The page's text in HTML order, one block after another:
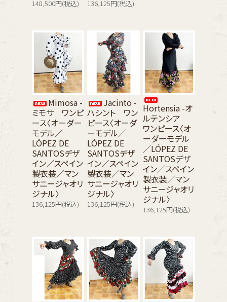
148,500円(税込) 136,125円(税込)
Mimosa -
ミモサ ワンピ
ース〈オーダー
モデル／
LÓPEZ DE
SANTOSデザ
イン／スペイン
製衣装／マン
サニージャオリ
ジナル〉
136,125円(税込)
Jacinto -
ハシント ワン
ピース〈オーダ
ーモデル／
LÓPEZ DE
SANTOSデザ
イン／スペイン
製衣装／マン
サニージャオリ
ジナル〉
136,125円(税込)
Hortensia -オ
ルテンシア
ワンピース〈オ
ーダーモデル
／LÓPEZ DE
SANTOSデザ
イン／スペイン
製衣装／マン
サニージャオリ
ジナル〉
136,125円(税込)